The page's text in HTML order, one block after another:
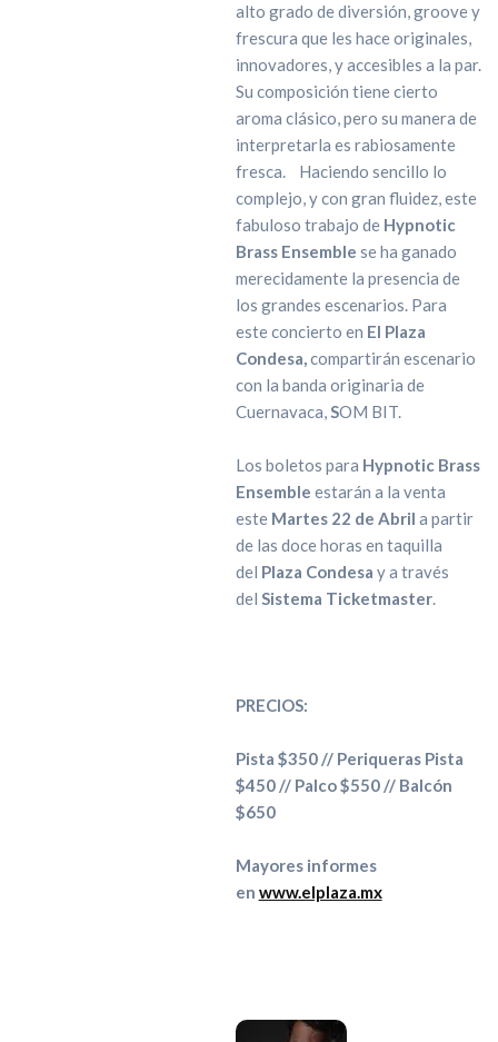
alto grado de diversión, groove y
frescura que les hace originales,
innovadores, y accesibles a la par.
Su composición tiene cierto
aroma clásico, pero su manera de
interpretarla es rabiosamente
fresca. Haciendo sencillo lo
complejo, y con gran fluidez, este
fabuloso trabajo de Hypnotic
Brass Ensemble se ha ganado
merecidamente la presencia de
los grandes escenarios. Para
este concierto en El Plaza
Condesa,compartirán escenario
con la banda originaria de
Cuernavaca,SOM BIT.
Los boletos para Hypnotic Brass
Ensemble estarán a la venta
este Martes 22 de Abril a partir
de las doce horas en taquilla
del Plaza Condesa y a través
del Sistema Ticketmaster.
PRECIOS:
Pista $350 // Periqueras Pista
$450 // Palco $550 // Balcón
$650
Mayores informes
en www.elplaza.mx